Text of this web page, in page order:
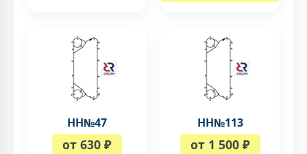
НН№47
от 630 ₽
НН№113
от 1 500 ₽